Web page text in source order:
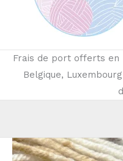
Frais de port offerts en
Belgique,